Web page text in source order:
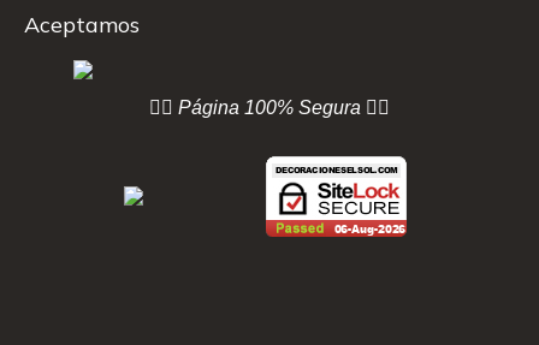
Aceptamos
👇🏻 Página 100% Segura 👇🏻